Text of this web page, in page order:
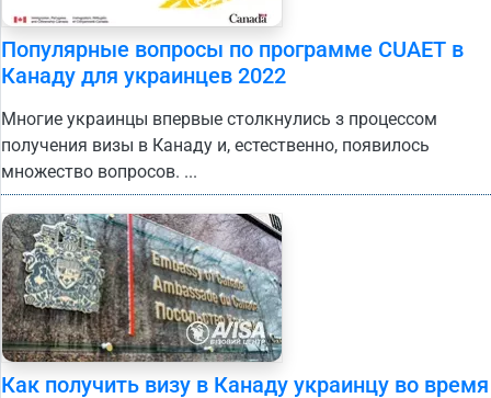
Популярные вопросы по программе CUAET в
Канаду для украинцев 2022
Многие украинцы впервые столкнулись з процессом
получения визы в Канаду и, естественно, появилось
множество вопросов. ...
Как получить визу в Канаду украинцу во время